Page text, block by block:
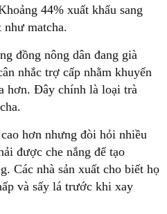
44% xuất khẩu sang
matcha.
đồng nông dân đang già
nhắc trợ cấp nhằm khuyến
hơn. Đây chính là loại trà
hơn nhưng đòi hỏi nhiều
được che nắng để tạo
Các nhà sản xuất cho biết họ
và sấy lá trước khi xay